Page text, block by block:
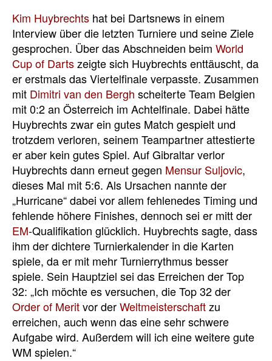
Kim Huybrechts hat bei Dartsnews in einem
Interview über die letzten Turniere und seine Ziele
gesprochen. Über das Abschneiden beim World
Cup of Dartszeigte sich Huybrechts enttäuscht, da
er erstmals das Viertelfinale verpasste. Zusammen
mit Dimitri van den Bergh scheiterte Team Belgien
mit 0:2 an Österreich im Achtelfinale. Dabei hätte
Huybrechts zwar ein gutes Match gespielt und
trotzdem verloren, seinem Teampartner attestierte
er aber kein gutes Spiel. Auf Gibraltar verlor
Huybrechts dann erneut gegen Mensur Suljovic,
dieses Mal mit 5:6. Als Ursachen nannte der
„Hurricane“ dabei vor allem fehlenedes Timing und
fehlende höhere Finishes, dennoch sei er mitt der
EM-Qualifikation glücklich. Huybrechts sagte, dass
ihm der dichtere Turnierkalender in die Karten
spiele, da er mit mehr Turnierrythmus besser
spiele. Sein Hauptziel sei das Erreichen der Top
32: „Ich möchte es versuchen, die Top 32 der
Order of Meritvor derWeltmeisterschaftzu
erreichen, auch wenn das eine sehr schwere
Aufgabe wird. Außerdem will ich eine weitere gute
WM spielen.“